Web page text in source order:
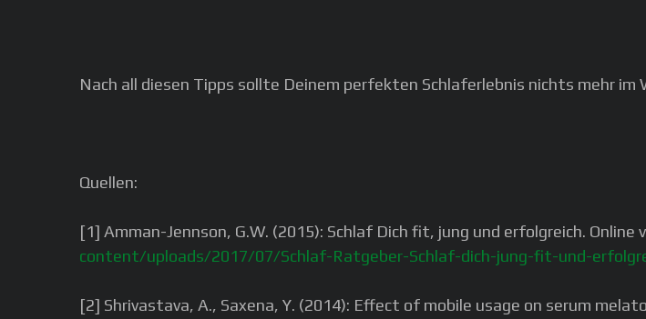
Nach all diesen Tipps sollte Deinem perfekten Schlaferlebnis nichts mehr im
Quellen:
[1] Amman-Jennson, G.W. (2015): Schlaf Dich fit, jung und erfolgreich. Online
content/uploads/2017/07/Schlaf-Ratgeber-Schlaf-dich-jung-fit-und-
[2] Shrivastava, A., Saxena, Y. (2014): Effect of mobile usage on serum